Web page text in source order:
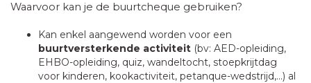
Waarvoor kan je de buurtcheque gebruiken?
Kan enkel aangewend worden voor een
buurtversterkende activiteit (bv: AED-opleiding,
EHBO-opleiding, quiz, wandeltocht, stoepkrijtdag
voor kinderen, kookactiviteit, petanque-wedstrijd,...) al